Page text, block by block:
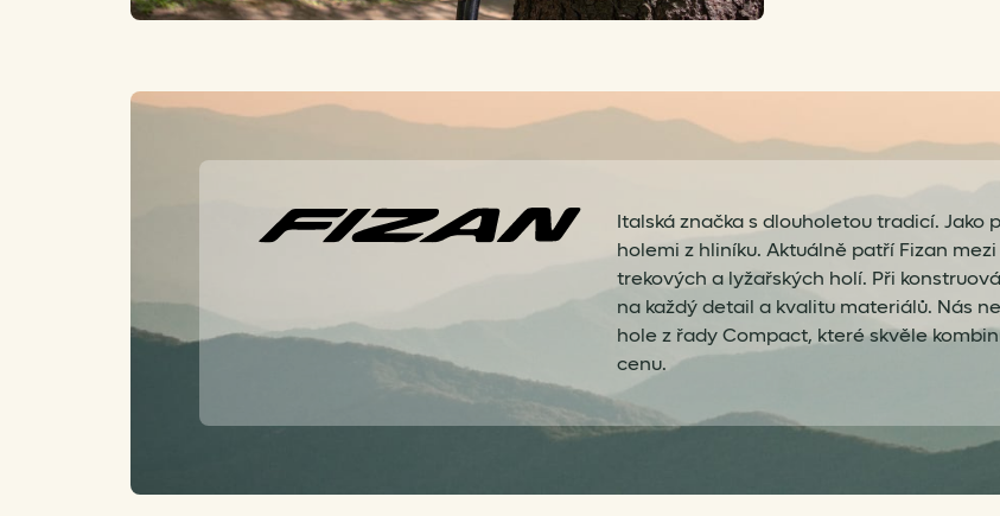
Italská značka s dlouholetou tradicí. Jako
holemi z hliníku. Aktuálně patří Fizan
trekových a lyžařských holí. Při
na každý detail a kvalitu materiálů. Nás
hole z řady Compact, které skvěle
cenu.